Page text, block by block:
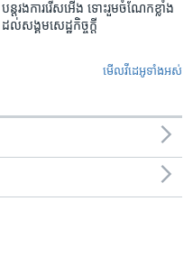
បន្តរងការរើសអើង ទោះរួមចំណែកខ្លាំង
ដល់សង្គមសេដ្ឋកិច្ចក្តី
មើល​វីដេអូ​ទាំង​អស់